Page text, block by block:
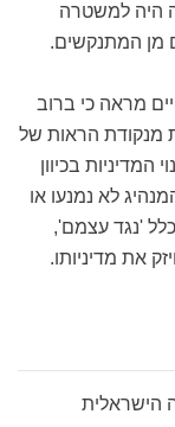
היה למשטרה
מן המתנקשים.
מראה כי ברוב
מנקודת הראות של
המדיניות בכיוון
לא נמנעו או
'נגד עצמם',
את מדיניותו.
הישראלית